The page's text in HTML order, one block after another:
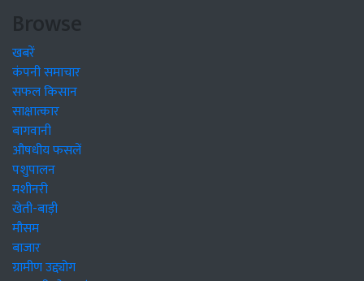
Browse
खबरें
कंपनी समाचार
सफल किसान
साक्षात्कार
बागवानी
औषधीय फसलें
पशुपालन
मशीनरी
खेती-बाड़ी
मौसम
बाजार
ग्रामीण उद्द्योग